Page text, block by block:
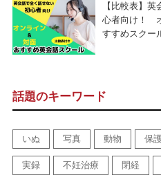
【比較表】
心者向け！
すすめスクー
話題のキーワード
いぬ 写真 動物 保
実録 不妊治療 閉経